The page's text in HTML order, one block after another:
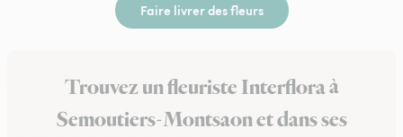
Faire livrer des fleurs
Trouvez un fleuriste Interflora à
Semoutiers-Montsaon et dans ses